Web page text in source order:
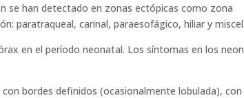
se han detectado en zonas ectópicas como zona
paratraqueal, carinal, paraesofágico, hiliar y
en el período neonatal. Los síntomas en los
bordes definidos (ocasionalmente lobulada), con